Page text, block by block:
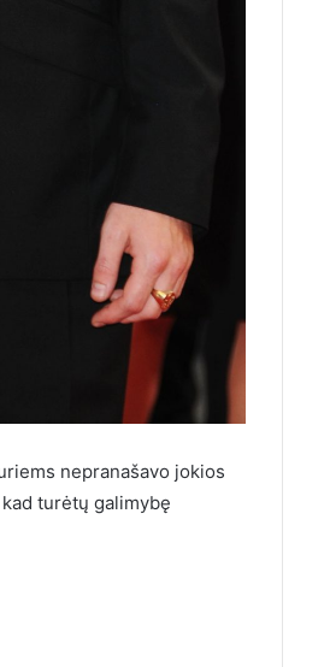
nepranašavo jokios
turėtų galimybę